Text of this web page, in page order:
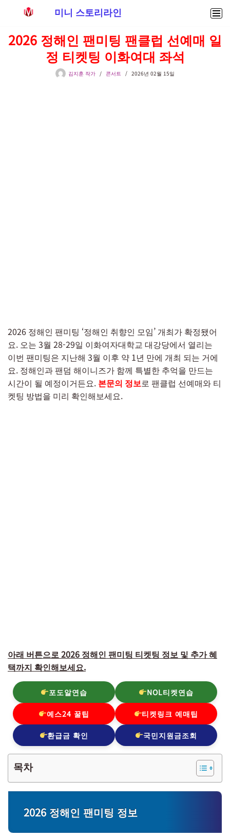
텐
미니 스토리라인
2026 정해인 팬미팅 팬클럽 선예매 일
정 티켓팅 이화여대 좌석
김지훈 작가 콘서트 2026년 02월 15일
2026 정해인 팬미팅 ‘정해인 취향인 모임’ 개최가 확정됐어
요. 오는 3월 28-29일 이화여자대학교 대강당에서 열리는
이번 팬미팅은 지난해 3월 이후 약 1년 만에 개최 되는 거에
요. 정해인과 팬덤 해이니즈가 함께 특별한 추억을 만드는
시간이 될 예정이거든요. 본문의 정보로 팬클럽 선예매와 티
켓팅 방법을 미리 확인해보세요.
아래 버튼으로 2026 정해인 팬미팅 티켓팅 정보 및 추가 혜
택까지 확인해보세요.
포도알연습 NOL티켓연습
예스24 꿀팁 티켓링크 예매팁
환급금 확인 국민지원금조회
목차
2026 정해인 팬미팅 정보